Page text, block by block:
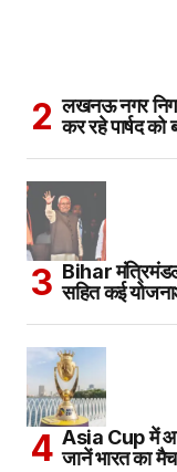
लखनऊ नगर
कर रहे पार्षद को
Bihar
सहित कई
Asia Cup में
जानें भारत का